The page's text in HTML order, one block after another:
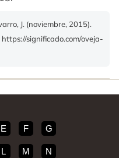
J. (noviembre, 2015).
https://significado.com/oveja-
E F G
L M N